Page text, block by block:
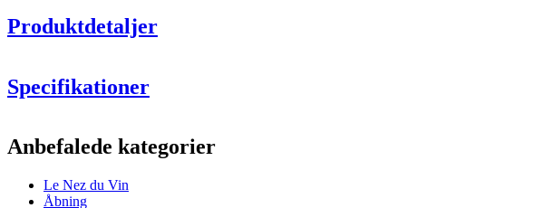
Produktdetaljer
Specifikationer
Produktnummer1972
Dimensioner (BxHxD cm)
Anbefalede kategorier
Le Nez du Vin
Åbning